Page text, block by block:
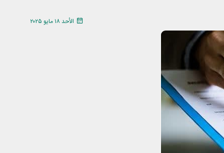
پویش ملی نو آفرین صنعت ساز
تانا
الأحد ١٨ مايو ٢٠٢٥